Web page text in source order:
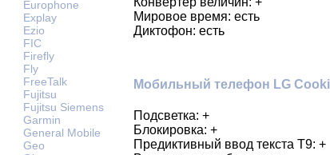
Europhone
Explay
Ezio
FIC
Firefly
Fly
FreeTalk
Fujitsu
Fujitsu Siemens
Garmin
General Mobile
Geo
Мировое время: есть
Диктофон: есть
Мобильный телефон LG
Подсветка: +
Блокировка: +
Предиктивный ввод текста Т9: +